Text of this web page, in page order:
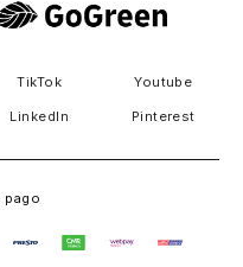
TikTok Youtube
LinkedIn Pinterest
pago